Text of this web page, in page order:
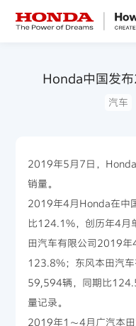
赛事运动
新闻资讯
Honda中国发
汽车
2019年5月7日，
销量。
2019年4月Honda在中
比124.1%，创历年4月
田汽车有限公司2019
123.8%；东风本田汽
59,594辆，同期比
量记录。
2019年1～4月广汽本